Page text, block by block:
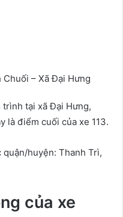
– Xã Đại Hưng
tại xã Đại Hưng,
là điểm cuối của xe 113.
quận/huyện: Thanh Trì,
của xe